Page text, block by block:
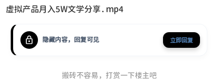
虚拟产品月入5W文学分享.mp4
隐藏内容，回复可见 立即回复
搬砖不容易，打赏一下楼主吧